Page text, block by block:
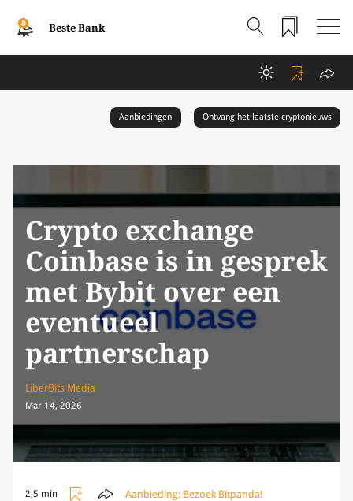
Beste Bank
Aanbiedingen Ontvang het laatste cryptonieuws
Crypto exchange
Coinbase is in gesprek
met Bybit over een
eventueel
partnerschap
LiberBits Media
Mar 14, 2026
2,5 min Aanbieding: Bezoek Bitpanda!